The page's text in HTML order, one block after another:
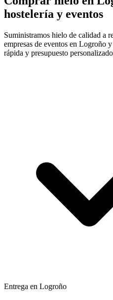
hostelería y eventos
Suministramos hielo de calidad a
empresas de eventos en Logroño y
rápida y presupuesto
Entrega en Logroño